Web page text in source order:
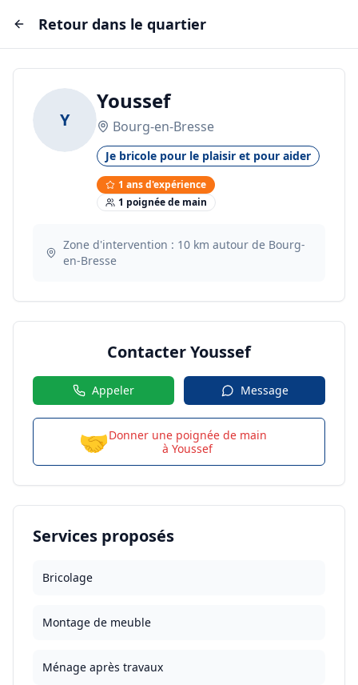
Retour dans le quartier
Y
Youssef
Bourg-en-Bresse
Je bricole pour le plaisir et pour aider
1 ans d'expérience
1 poignéede main
Zone d'intervention : 10km autour de Bourg-
en-Bresse
ContacterYoussef
Appeler Message
🤝Donner une poignée de main
à Youssef
Services proposés
Bricolage
Montage de meuble
Ménage après travaux